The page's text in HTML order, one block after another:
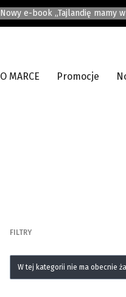
Nowy e-book „Tajlandię mamy
O MARCE Promocje
FILTRY
Lista
W tej kategorii nie ma obecnie